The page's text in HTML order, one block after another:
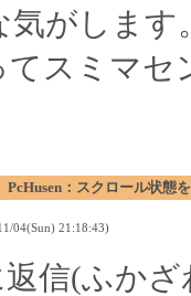
気がします
てスミマセ
PcHusen：スクロール状態
04(Sun) 21:18:43)
返信(ふか